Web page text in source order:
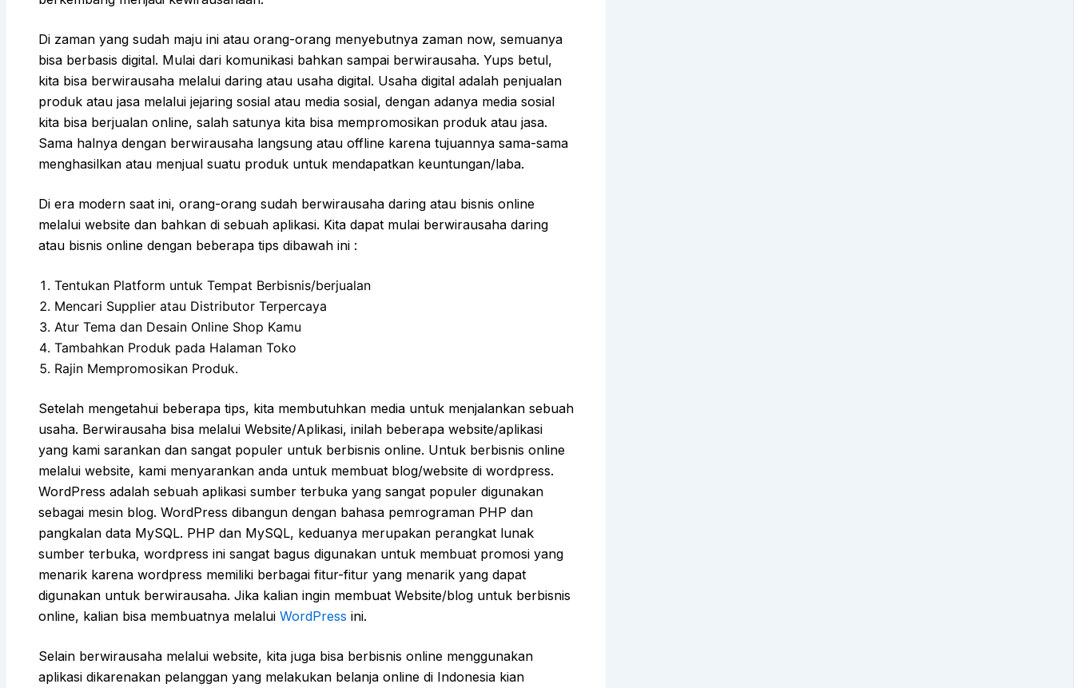
Di zaman yang sudah maju ini atau orang-orang menyebutnya zaman now, semuanya
bisa berbasis digital. Mulai dari komunikasi bahkan sampai berwirausaha. Yups betul,
kita bisa berwirausaha melalui daring atau usaha digital. Usaha digital adalah penjualan
produk atau jasa melalui jejaring sosial atau media sosial, dengan adanya media sosial
kita bisa berjualan online, salah satunya kita bisa mempromosikan produk atau jasa.
Sama halnya dengan berwirausaha langsung atau offline karena tujuannya sama-sama
menghasilkan atau menjual suatu produk untuk mendapatkan keuntungan/laba.
Di era modern saat ini, orang-orang sudah berwirausaha daring atau bisnis online
melalui website dan bahkan di sebuah aplikasi. Kita dapat mulai berwirausaha daring
atau bisnis online dengan beberapa tips dibawah ini :
Tentukan Platform untuk Tempat Berbisnis/berjualan
Mencari Supplier atau Distributor Terpercaya
Atur Tema dan Desain Online Shop Kamu
Tambahkan Produk pada Halaman Toko
Rajin Mempromosikan Produk.
Setelah mengetahui beberapa tips, kita membutuhkan media untuk menjalankan sebuah
usaha. Berwirausaha bisa melalui Website/Aplikasi, inilah beberapa website/aplikasi
yang kami sarankan dan sangat populer untuk berbisnis online. Untuk berbisnis online
melalui website, kami menyarankan anda untuk membuat blog/website di wordpress.
WordPress adalah sebuah aplikasi sumber terbuka yang sangat populer digunakan
sebagai mesin blog. WordPress dibangun dengan bahasa pemrograman PHP dan
pangkalan data MySQL. PHP dan MySQL, keduanya merupakan perangkat lunak
sumber terbuka, wordpress ini sangat bagus digunakan untuk membuat promosi yang
menarik karena wordpress memiliki berbagai fitur-fitur yang menarik yang dapat
digunakan untuk berwirausaha. Jika kalian ingin membuat Website/blog untuk berbisnis
online, kalian bisa membuatnya melalui WordPress ini.
Selain berwirausaha melalui website, kita juga bisa berbisnis online menggunakan
aplikasi dikarenakan pelanggan yang melakukan belanja online di Indonesia kian